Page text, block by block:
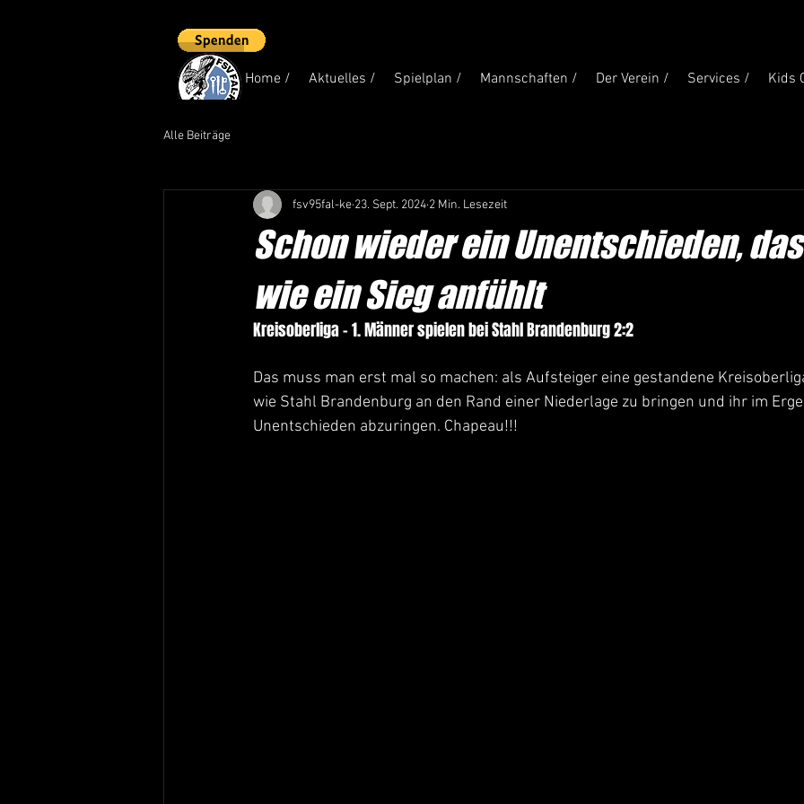
Home / Aktuelles / Spielplan / Mannschaften / Der Verein / Services / Kids
Alle Beiträge
Schon wieder ein Unentschieden,
wie ein Sieg anfühlt
fsv95fal-ke 23. Sept. 2024 2 Min. Lesezeit
Kreisoberliga - 1. Männer spielen bei Stahl Brandenburg 2:2
Das muss man erst mal so machen: als Aufsteiger eine gestandene
wie Stahl Brandenburg an den Rand einer Niederlage zu bringen und ihr im
Unentschieden abzuringen. Chapeau!!!